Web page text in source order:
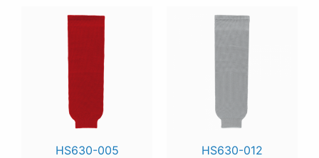
HS630-005
HS630-012